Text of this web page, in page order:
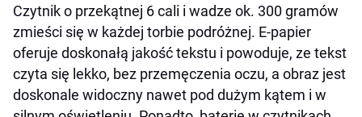
Czytnik o przekątnej 6 cali i wadze ok. 300 gramów
zmieści się w każdej torbie podróżnej. E-papier
oferuje doskonałą jakość tekstu i powoduje, ze tekst
czyta się lekko, bez przemęczenia oczu, a obraz jest
doskonale widoczny nawet pod dużym kątem i w